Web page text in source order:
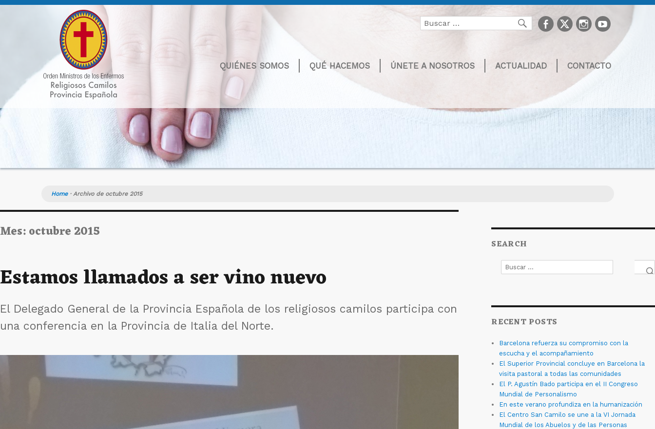
Buscar
por:
Buscarfacebook
TwitterInstagram
youtube
QUIÉNES SOMOS QUÉ HACEMOS ÚNETE A NOSOTROS ACTUALIDAD CONTACTO
Home· Archivo de octubre 2015
Mes:octubre 2015
Estamos llamados a ser vino nuevo
El Delegado General de la Provincia Española de los religiosos camilos participa con
una conferencia en la Provincia de Italia del Norte.
SEARCH
Buscar
por:
RECENT POSTS
Barcelona refuerza su compromiso con la
escucha y el acompañamiento
El Superior Provincial concluye en Barcelona la
visita pastoral a todas las comunidades
El P. Agustín Bado participa en el II Congreso
Mundial de Personalismo
En este verano profundiza en la humanización
El Centro San Camilo se une a la VI Jornada
Mundial de los Abuelos y de las Personas